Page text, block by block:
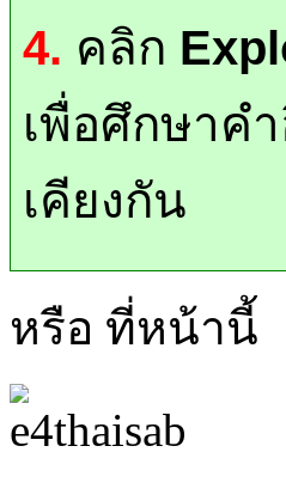
4. คลิก
เพื่อศึกษาค
เคียงกัน
หรือ ที่หน้านี้